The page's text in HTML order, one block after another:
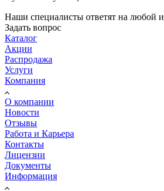
Наши специалисты ответят на любой
Задать вопрос
Каталог
Акции
Распродажа
Услуги
Компания
О компании
Новости
Отзывы
Работа и Карьера
Контакты
Лицензии
Документы
Информация